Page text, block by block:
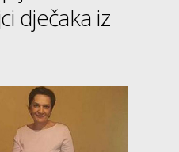
dječaka iz